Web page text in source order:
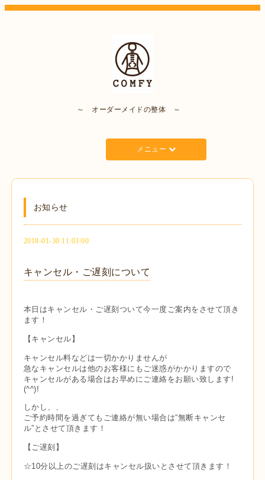
～ オーダーメイドの整体 ～
メニュー
お知らせ
2018-01-30 11:03:00
キャンセル・ご遅刻について
本日はキャンセル・ご遅刻ついて今一度ご案内をさせて頂き
ます！
【キャンセル】
キャンセル料などは一切かかりませんが
急なキャンセルは他のお客様にもご迷惑がかかりますので
キャンセルがある場合はお早めにご連絡をお願い致します!
(^^)!
しかし、、
ご予約時間を過ぎてもご連絡が無い場合は“無断キャンセ
ル”とさせて頂きます！
【ご遅刻】
☆10分以上のご遅刻はキャンセル扱いとさせて頂きます！